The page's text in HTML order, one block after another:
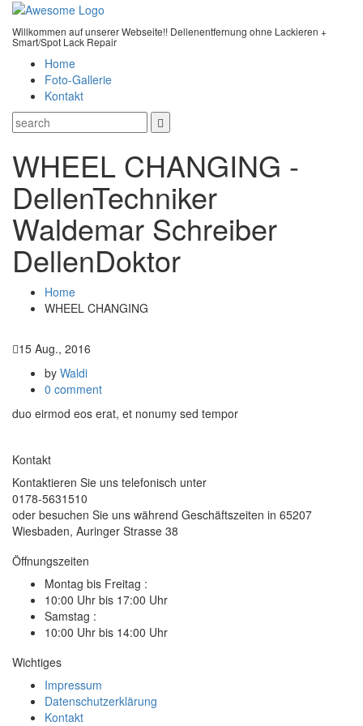
Willkommen auf unserer Webseite!! Dellenentfernung ohne Lackieren +
Smart/Spot Lack Repair
Home
Foto-Gallerie
Kontakt
WHEEL CHANGING -
DellenTechniker
Waldemar Schreiber
DellenDoktor
Home
WHEEL CHANGING
15 Aug., 2016
by Waldi
0 comment
duo eirmod eos erat, et nonumy sed tempor
Kontakt
Kontaktieren Sie uns telefonisch unter
0178-5631510
oder besuchen Sie uns während Geschäftszeiten in 65207
Wiesbaden, Auringer Strasse 38
Öffnungszeiten
Montag bis Freitag :
10:00 Uhr bis 17:00 Uhr
Samstag :
10:00 Uhr bis 14:00 Uhr
Wichtiges
Impressum
Datenschutzerklärung
Kontakt